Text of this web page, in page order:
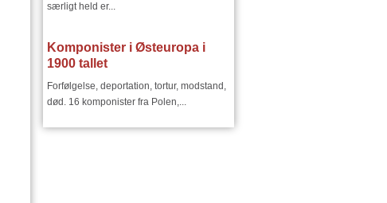
særligt held er...
Komponister i Østeuropa i
1900 tallet
Forfølgelse, deportation, tortur, modstand,
død. 16 komponister fra Polen,...